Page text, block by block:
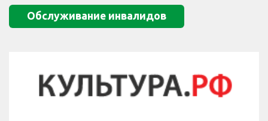
Обслуживание инвалидов